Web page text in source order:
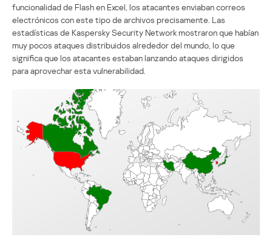
funcionalidad de Flash en Excel, los atacantes enviaban correos
electrónicos con este tipo de archivos precisamente. Las
estadísticas de Kaspersky Security Network mostraron que habían
muy pocos ataques distribuidos alrededor del mundo, lo que
significa que los atacantes estaban lanzando ataques dirigidos
para aprovechar esta vulnerabilidad.